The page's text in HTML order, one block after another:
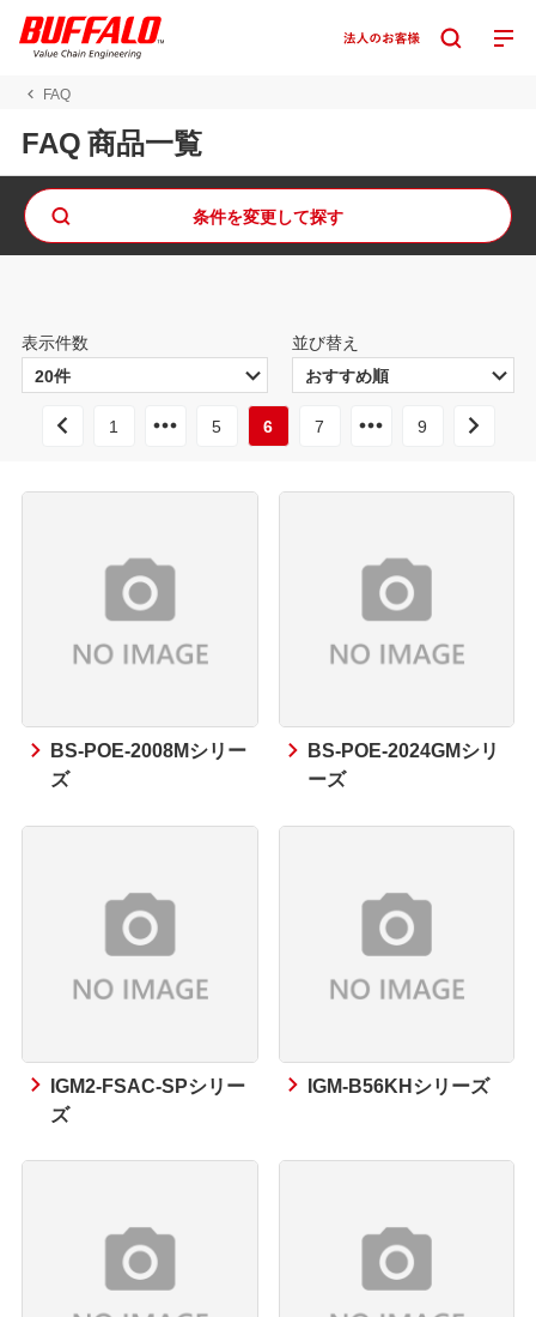
FAQ
FAQ 商品一覧
条件を変更して探す
表示件数 並び替え
1 5 6 7 9
BS-POE-2008Mシリー
ズ
BS-POE-2024GMシリ
ーズ
IGM2-FSAC-SPシリー
ズ
IGM-B56KHシリーズ